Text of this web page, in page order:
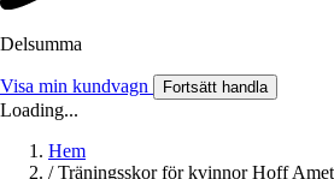
Delsumma
Visa min kundvagn Fortsätt handla
Loading...
Hem
/ Träningsskor för kvinnor Hoff